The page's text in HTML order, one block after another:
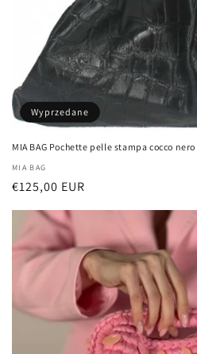
Wyprzedane
MIA BAG Pochette pelle stampa cocco nero
Dostawca:
MIA BAG
Cena
€125,00 EUR